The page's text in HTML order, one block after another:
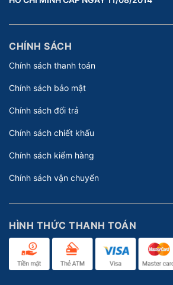
CHÍNH SÁCH
Chính sách thanh toán
Chính sách bảo mật
Chính sách đổi trả
Chính sách chiết khấu
Chính sách kiểm hàng
Chính sách vận chuyển
HÌNH THỨC THANH TOÁN